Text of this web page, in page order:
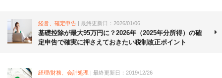
経営、確定申告 | 最終更新日：2026/01/06
基礎控除が最大95万円に？2026年（2025年分所得）の確
定申告で確実に押さえておきたい税制改正ポイント
経理/財務、会計処理 | 最終更新日：2019/12/26